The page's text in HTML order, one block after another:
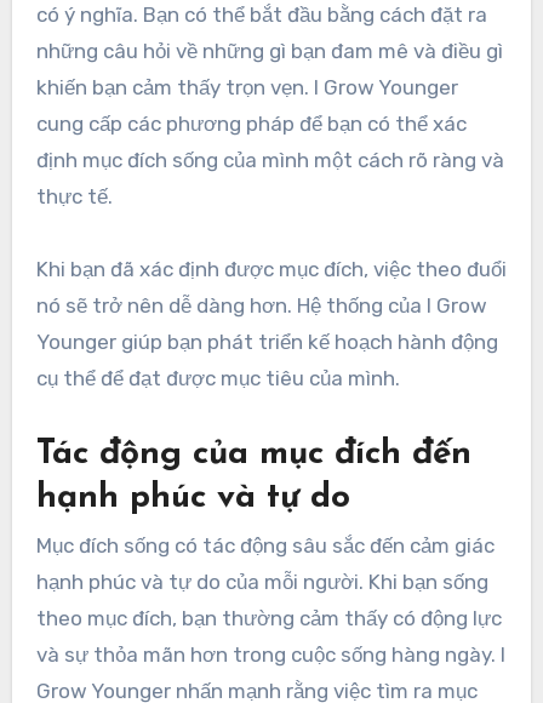
có ý nghĩa. Bạn có thể bắt đầu bằng cách đặt ra
những câu hỏi về những gì bạn đam mê và điều gì
khiến bạn cảm thấy trọn vẹn. I Grow Younger
cung cấp các phương pháp để bạn có thể xác
định mục đích sống của mình một cách rõ ràng và
thực tế.
Khi bạn đã xác định được mục đích, việc theo đuổi
nó sẽ trở nên dễ dàng hơn. Hệ thống của I Grow
Younger giúp bạn phát triển kế hoạch hành động
cụ thể để đạt được mục tiêu của mình.
Tác động của mục đích đến
hạnh phúc và tự do
Mục đích sống có tác động sâu sắc đến cảm giác
hạnh phúc và tự do của mỗi người. Khi bạn sống
theo mục đích, bạn thường cảm thấy có động lực
và sự thỏa mãn hơn trong cuộc sống hàng ngày. I
Grow Younger nhấn mạnh rằng việc tìm ra mục